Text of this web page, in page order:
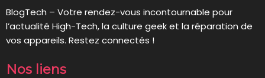
BlogTech – Votre rendez-vous incontournable pour
l’actualité High-Tech, la culture geek et la réparation de
vos appareils. Restez connectés !
Nos liens